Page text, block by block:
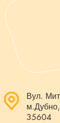
Вул.
м.Дубно,
35604